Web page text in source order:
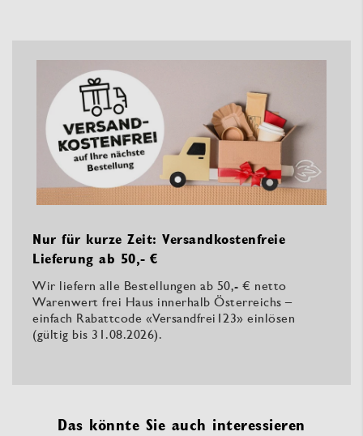
Nur für kurze Zeit: Versandkostenfreie
Lieferung ab 50,- €
Wir liefern alle Bestellungen ab 50,- € netto
Warenwert frei Haus innerhalb Österreichs –
einfach Rabattcode «Versandfrei123» einlösen
(gültig bis 31.08.2026).
Das könnte Sie auch interessieren